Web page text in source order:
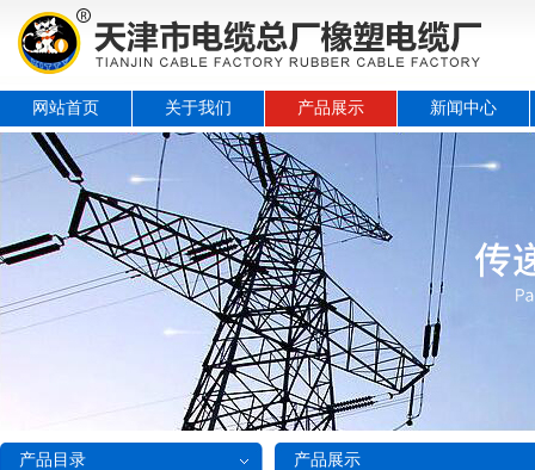
网站首页 关于我们 产品展示 新闻中心
产品目录 产品展示